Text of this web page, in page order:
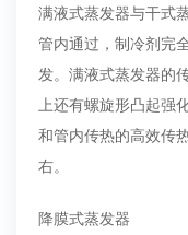
满液式蒸发器与干式
管内通过，制冷剂完
发。满液式蒸发器的
上还有螺旋形凸起强
和管内传热的高效传
右。
降膜式蒸发器